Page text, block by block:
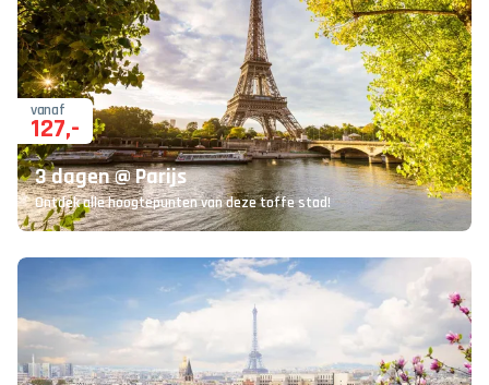
vanaf
127,-
3 dagen @ Parijs
Ontdek alle hoogtepunten van deze toffe stad!